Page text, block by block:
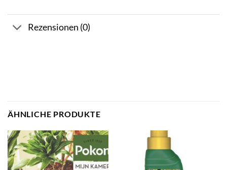
Rezensionen (0)
ÄHNLICHE PRODUKTE